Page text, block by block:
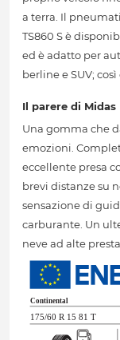
a terra. Il
TS860 S è
ed è adatto per
berline e SUV;
Il parere di Midas
Una gomma che
emozioni.
eccellente presa
brevi distanze su
sensazione di
carburante. Un
neve ad alte